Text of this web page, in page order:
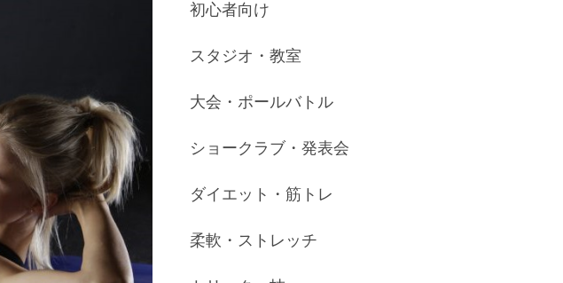
初心者向け
スタジオ・教室
大会・ポールバトル
ショークラブ・発表会
ダイエット・筋トレ
柔軟・ストレッチ